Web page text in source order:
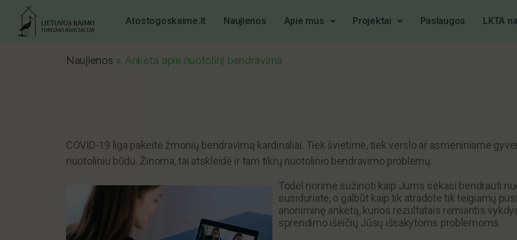
Atostogoskaime.lt Naujienos Apie mus Projektai Paslaugos LKTA
Naujienos » Anketa apie nuotolinį bendravima
COVID-19 liga pakeitė žmonių bendravimą kardinaliai. Tiek švietime, tiek verslo ar asmeniniame
nuotoliniu būdu. Žinoma, tai atskleidė ir tam tikrų nuotolinio bendravimo problemų.
Todėl norime sužinoti kaip Jums sekasi bendrauti
susiduriate, o galbūt kaip tik atradote tik teigiamų
anoniminę anketą, kurios rezultatais remiantis
sprendimo išeičių Jūsų išsakytoms problemoms.